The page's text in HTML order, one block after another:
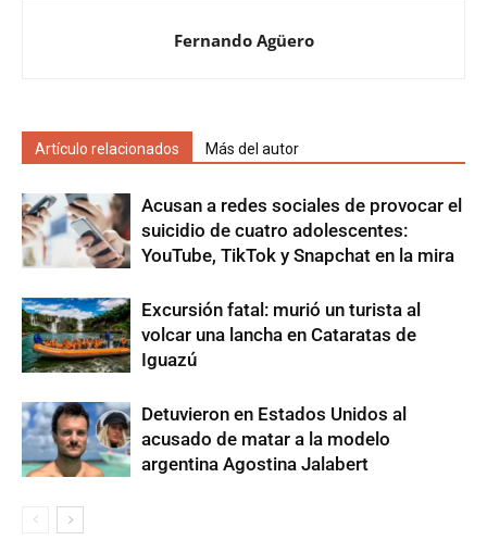
Fernando Agüero
Artículo relacionados Más del autor
Acusan a redes sociales de provocar el
suicidio de cuatro adolescentes:
YouTube, TikTok y Snapchat en la mira
Excursión fatal: murió un turista al
volcar una lancha en Cataratas de
Iguazú
Detuvieron en Estados Unidos al
acusado de matar a la modelo
argentina Agostina Jalabert